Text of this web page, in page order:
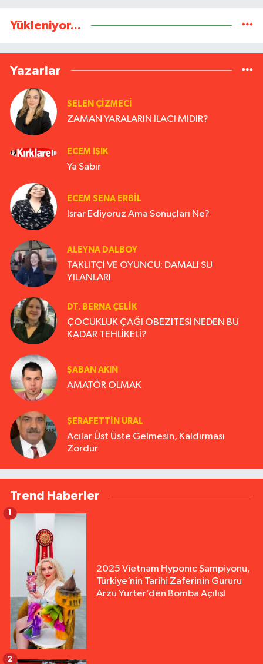
Yükleniyor...
Yazarlar
SELEN ÇİZMECİ
ZAMAN YARALARIN İLACI MIDIR?
ECEM IŞIK
Ya Sabır
ECEM SENA ERBIL
Israr Ediyoruz Ama Sonuçları Ne?
ALEYNA DALBOY
TAKLİTÇİ VE OYUNCU: DAMALI SU
YILANLARI
DT. BERNA ÇELIK
ÇOCUKLUK ÇAĞI OBEZİTESİ NEDEN BU
KADAR TEHLİKELİ?
ŞABAN AKIN
AMATÖR OLMAK
ŞERAFETTIN URAL
Acılar Üst Üste Gelmesin, Kaldırması
Zordur
Trend Haberler
2025 Vietnam Hyponıc Şampiyonu,
Türkiye’nin Tarihi Zaferinin Gururu
Arzu Yurter’den Bomba Açılış!
1
2